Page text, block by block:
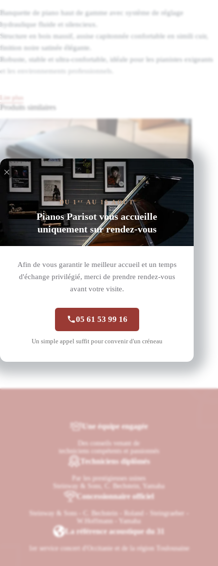
DU 1 er AU 15 AOÛT
Pianos Parisot vous accueille
uniquement sur rendez-vous
Afin de vous garantir le meilleur accueil et un temps
d'échange privilégié, merci de prendre rendez-vous
avant votre visite.
05 61 53 99 16
Un simple appel suffit pour convenir d'un créneau
Banquette de piano haut de gamme avec système de réglage
hydraulique fluide et silencieux.
Structure en bois massif, assise capitonnée confortable en simili cuir,
finition noire satinée élégante.
Robuste, stable et ultra-confortable, idéale pour les pianistes exigeants
et les environnements professionnels.
Lire plus
Produits similaires
Banquette Beethoven 334 Noir Brillant
Steinway & Sons
Une équipe engagée
Des conseils venant de
techniciens compétents et passionnés
Techniciens diplômés
Par les prestigieuses usines
Steinway & Sons, C. Bechstein, Yamaha
Concessionnaire officiel
Steinway & Sons - C. Bechstein - Roland - Steingraeber -
W.Hoffmann - Yamaha
La référence acoustique du 31
1er service concert d'Occitanie et de la région Toulousaine